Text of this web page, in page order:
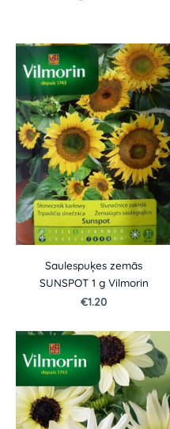
Saulespuķes zemās
SUNSPOT 1 g Vilmorin
€1.20